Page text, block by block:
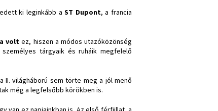
ki leginkább a ST Dupont, a francia
volt ez, hiszen a módos utazóközönség
tárgyaik és ruháik megfelelő
II. világháború sem törte meg a jól menő
még a legfelsőbb körökben is.